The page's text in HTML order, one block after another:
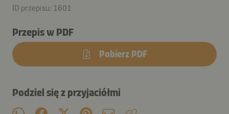
ID przepisu: 1601
Przepis w PDF
Pobierz PDF
Podziel się z przyjaciółmi